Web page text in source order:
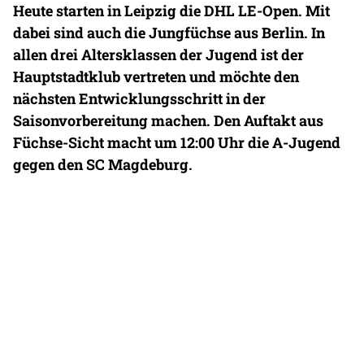
Heute starten in Leipzig die DHL LE-Open. Mit
dabei sind auch die Jungfüchse aus Berlin. In
allen drei Altersklassen der Jugend ist der
Hauptstadtklub vertreten und möchte den
nächsten Entwicklungsschritt in der
Saisonvorbereitung machen. Den Auftakt aus
Füchse-Sicht macht um 12:00 Uhr die A-Jugend
gegen den SC Magdeburg.